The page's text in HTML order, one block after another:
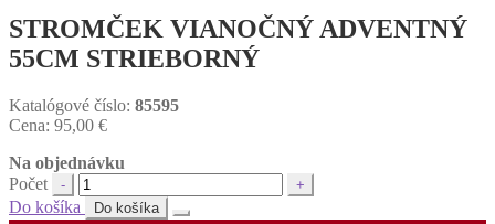
STROMČEK VIANOČNÝ ADVENTNÝ
55CM STRIEBORNÝ
Katalógové číslo: 85595
Cena: 95,00 €
Na objednávku
Počet
Do košíka
Do košíka